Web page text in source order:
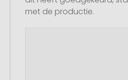
met de productie.